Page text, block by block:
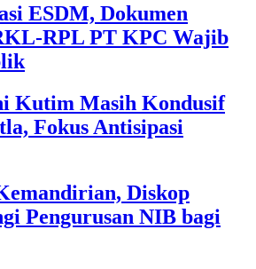
ESDM, Dokumen
RPL PT KPC Wajib
Kutim Masih Kondusif
Fokus Antisipasi
Diskop
Pengurusan NIB bagi